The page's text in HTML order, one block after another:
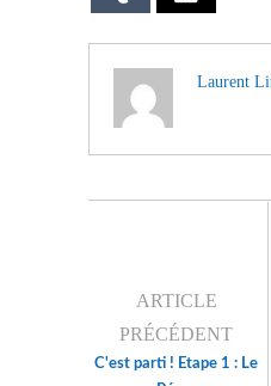
Laurent
ARTICLE
PRÉCÉDENT
C'est parti ! Etape 1 : Le